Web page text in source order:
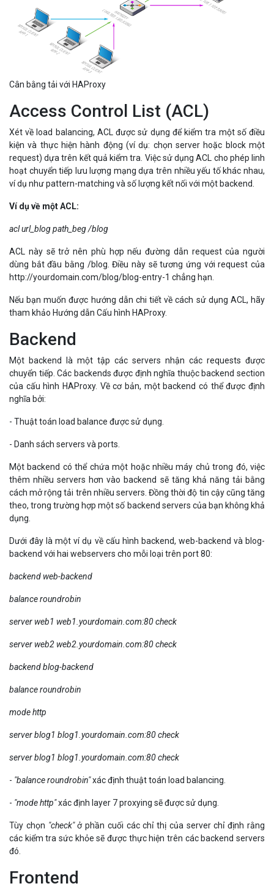
Cân bằng tải với HAProxy
Access Control List (ACL)
Xét về load balancing, ACL được sử dụng để kiểm tra một số điều
kiện và thực hiện hành động (ví dụ: chọn server hoặc block một
request) dựa trên kết quả kiểm tra. Việc sử dụng ACL cho phép linh
hoạt chuyển tiếp lưu lượng mạng dựa trên nhiều yếu tố khác nhau,
ví dụ như pattern-matching và số lượng kết nối với một backend.
Ví dụ về một ACL:
acl url_blog path_beg /blog
ACL này sẽ trở nên phù hợp nếu đường dẫn request của người
dùng bắt đầu bằng /blog. Điều này sẽ tương ứng với request của
http://yourdomain.com/blog/blog-entry-1 chẳng hạn.
Nếu bạn muốn được hướng dẫn chi tiết về cách sử dụng ACL, hãy
tham khảo Hướng dẫn Cấu hình HAProxy.
Backend
Một backend là một tập các servers nhận các requests được
chuyển tiếp. Các backends được định nghĩa thuộc backend section
của cấu hình HAProxy. Về cơ bản, một backend có thể được định
nghĩa bởi:
- Thuật toán load balance được sử dụng.
- Danh sách servers và ports.
Một backend có thể chứa một hoặc nhiều máy chủ trong đó, việc
thêm nhiều servers hơn vào backend sẽ tăng khả năng tải bằng
cách mở rộng tải trên nhiều servers. Đồng thời độ tin cậy cũng tăng
theo, trong trường hợp một số backend servers của bạn không khả
dụng.
Dưới đây là một ví dụ về cấu hình backend, web-backend và blog-
backend với hai webservers cho mỗi loại trên port 80:
backend web-backend
balance roundrobin
server web1 web1.yourdomain.com:80 check
server web2 web2.yourdomain.com:80 check
backend blog-backend
balance roundrobin
mode http
server blog1 blog1.yourdomain.com:80 check
server blog1 blog1.yourdomain.com:80 check
- "balance roundrobin"xác định thuật toán load balancing.
- "mode http"xác định layer 7 proxying sẽ được sử dụng.
Tùy chọn "check"ở phần cuối các chỉ thị của server chỉ định rằng
các kiểm tra sức khỏe sẽ được thực hiện trên các backend servers
đó.
Frontend